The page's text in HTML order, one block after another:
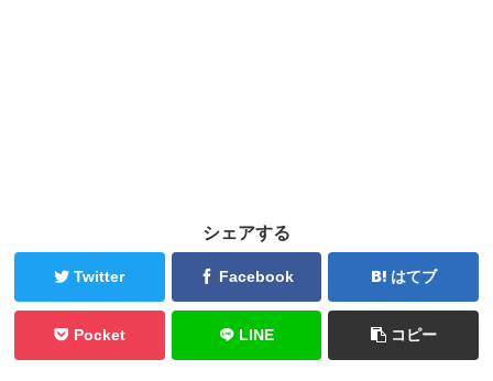
シェアする
Twitter Facebook はてブ
Pocket LINE コピー